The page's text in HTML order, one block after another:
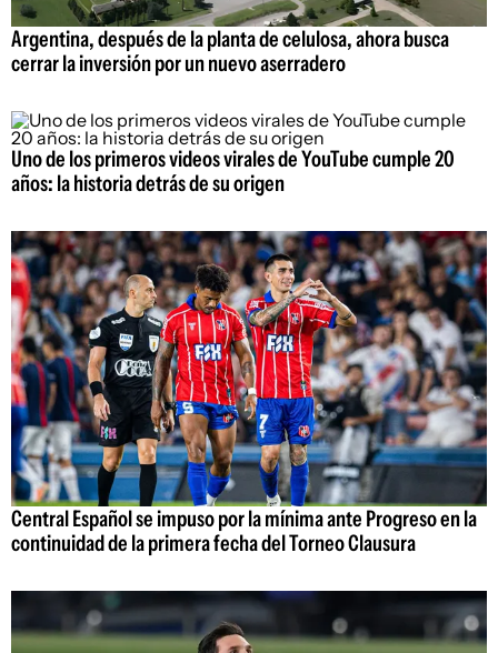
Argentina, después de la planta de celulosa, ahora busca
cerrar la inversión por un nuevo aserradero
Uno de los primeros videos virales de YouTube cumple 20
años: la historia detrás de su origen
Central Español se impuso por la mínima ante Progreso en la
continuidad de la primera fecha del Torneo Clausura